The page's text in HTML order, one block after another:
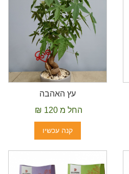
עץ האהבה
החל מ 120 ₪
קנה עכשיו